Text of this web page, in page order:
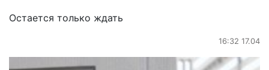
Остается только ждать
16:32 17.04